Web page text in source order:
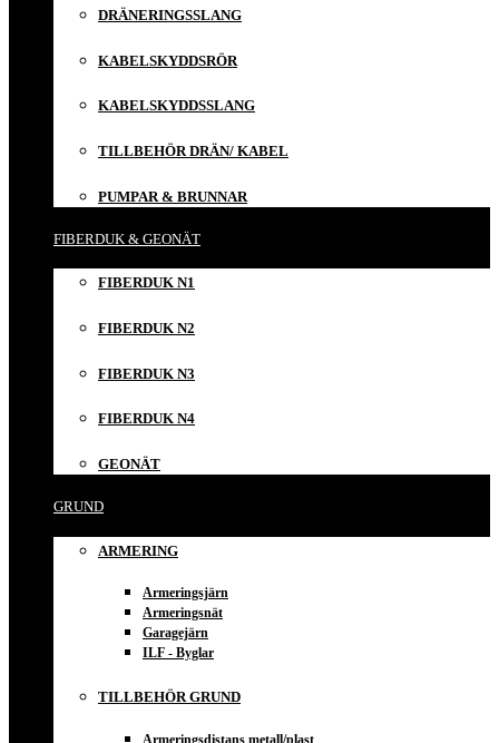
DRÄNERINGSSLANG
KABELSKYDDSRÖR
KABELSKYDDSSLANG
TILLBEHÖR DRÄN/ KABEL
PUMPAR & BRUNNAR
FIBERDUK & GEONÄT
FIBERDUK N1
FIBERDUK N2
FIBERDUK N3
FIBERDUK N4
GEONÄT
GRUND
ARMERING
Armeringsjärn
Armeringsnät
Garagejärn
ILF - Byglar
TILLBEHÖR GRUND
Armeringsdistans metall/plast